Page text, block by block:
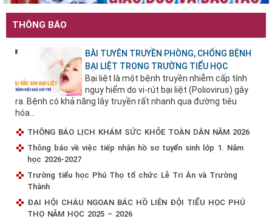
THÔNG BÁO
BÀI TUYÊN TRUYỀN PHÒNG, CHỐNG BỆNH
BẠI LIỆT TRONG TRƯỜNG TIỂU HỌC
Bại liệt là một bệnh truyền nhiễm cấp tính
nguy hiểm do vi-rút bại liệt (Poliovirus) gây
ra. Bệnh có khả năng lây truyền rất nhanh qua đường tiêu
hóa...
THÔNG BÁO LỊCH KHÁM SỨC KHỎE TOÀN DÂN NĂM 2026
Thông báo về việc tiếp nhận hồ sơ tuyển sinh lớp 1. Năm
học 2026-2027
Trường tiểu học Phú Thọ tổ chức Lễ Tri Ân và Trường
Thành
ĐẠI HỘI CHÁU NGOAN BÁC HỒ LIÊN ĐỘI TIỂU HỌC PHÚ
THỌ NĂM HỌC 2025 – 2026